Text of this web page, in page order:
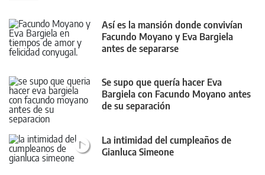
Así es la mansión donde convivían
Facundo Moyano y Eva Bargiela
antes de separarse
Se supo que quería hacer Eva
Bargiela con Facundo Moyano antes
de su separación
La intimidad del cumpleaños de
Gianluca Simeone